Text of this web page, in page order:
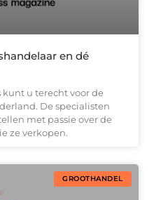
en dé
u terecht voor de
De specialisten
met passie over de
ze verkopen.
GROOTHANDEL